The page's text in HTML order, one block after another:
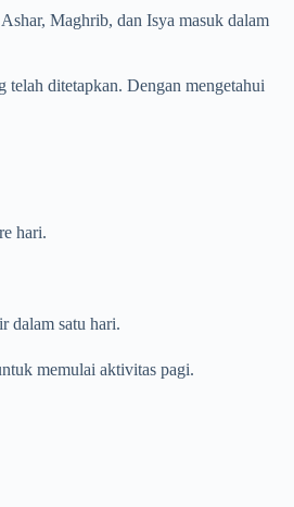
Maghrib, dan Isya masuk dalam
telah ditetapkan. Dengan mengetahui
hari.
dalam satu hari.
memulai aktivitas pagi.